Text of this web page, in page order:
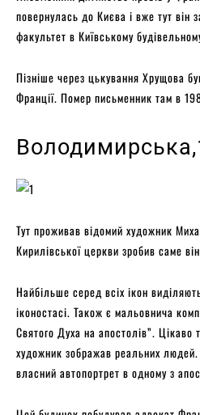
повернулась до Києва і вже тут він
факультет в Київському
Пізніше через цькування Хрущова
Франції. Помер письменник там в
Тут проживав відомий художник
Кирилівської церкви зробив саме
Найбільше серед всіх ікон
іконостасі. Також є мальовнича
Святого Духа на апостолів”. Цікаво
художник зображав реальних
власний автопортрет в одному з